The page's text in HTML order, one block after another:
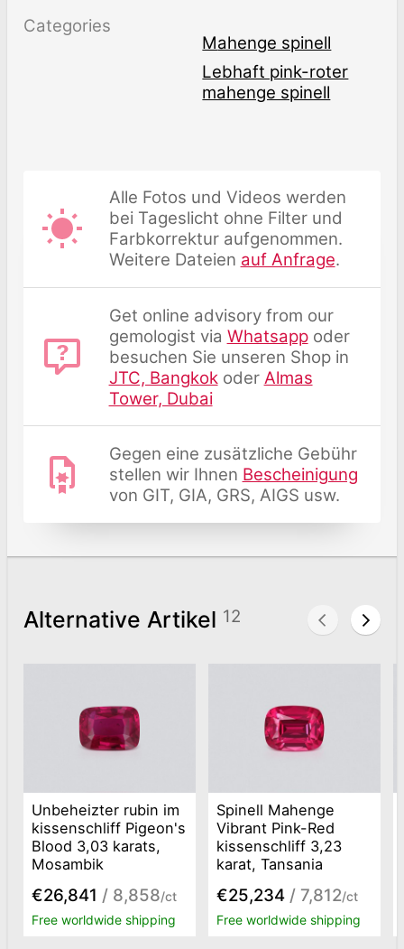
Categories
Mahenge spinell
Lebhaft pink-roter
mahenge spinell
Alle Fotos und Videos werden
bei Tageslicht ohne Filter und
Farbkorrektur aufgenommen.
Weitere Dateien auf Anfrage.
Get online advisory from our
gemologist via Whatsappoder
besuchen Sie unseren Shop in
JTC, Bangkokoder Almas
Tower, Dubai
Gegen eine zusätzliche Gebühr
stellen wir Ihnen Bescheinigung
von GIT, GIA, GRS, AIGS usw.
Alternative Artikel 12
Unbeheizter rubin im
kissenschliff Pigeon's
Blood 3,03 karats,
Mosambik
€26,841 / 8,858/ct
Free worldwide shipping
Spinell Mahenge
Vibrant Pink-Red
kissenschliff 3,23
karat, Tansania
€25,234 / 7,812/ct
Free worldwide shipping